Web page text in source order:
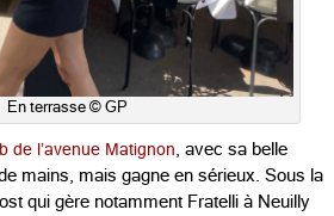
En terrasse © GP
de l’avenue Matignon , avec sa belle
mains, mais gagne en sérieux. Sous la
qui gère notamment Fratelli à Neuilly